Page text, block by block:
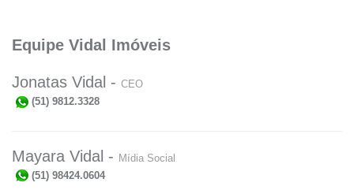
Equipe Vidal Imóveis
Jonatas Vidal - CEO
(51) 9812.3328
Mayara Vidal - Mídia Social
(51) 98424.0604